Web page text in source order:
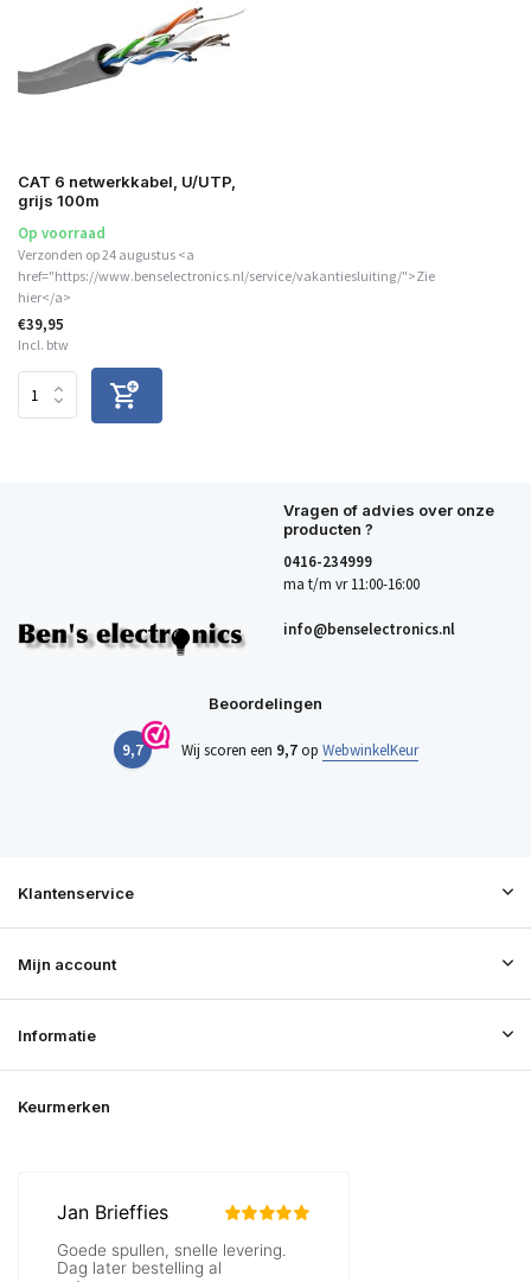
CAT 6 netwerkkabel, U/UTP,
grijs 100m
Op voorraad
Verzonden op 24 augustus <a
href="https://www.benselectronics.nl/service/vakantiesluiting/">Zie
hier</a>
€39,95
Incl. btw
Vragen of advies over onze
producten ?
0416-234999
ma t/m vr 11:00-16:00
info@benselectronics.nl
Beoordelingen
9,7 Wij scoren een 9,7op WebwinkelKeur
Klantenservice
Mijn account
Informatie
Keurmerken